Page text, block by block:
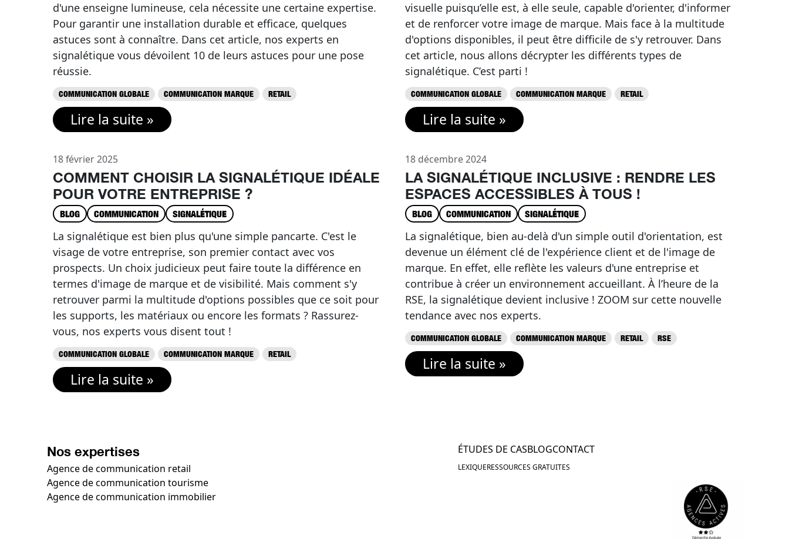
d'une enseigne lumineuse, cela nécessite une certaine expertise.
Pour garantir une installation durable et efficace, quelques
astuces sont à connaître. Dans cet article, nos experts en
signalétique vous dévoilent 10 de leurs astuces pour une pose
réussie.
COMMUNICATION GLOBALE COMMUNICATION MARQUE RETAIL
Lire la suite »
visuelle puisqu’elle est, à elle seule, capable d'orienter, d'informer
et de renforcer votre image de marque. Mais face à la multitude
d'options disponibles, il peut être difficile de s'y retrouver. Dans
cet article, nous allons décrypter les différents types de
signalétique. C’est parti !
COMMUNICATION GLOBALE COMMUNICATION MARQUE RETAIL
Lire la suite »
18 février 2025
COMMENT CHOISIR LA SIGNALÉTIQUE IDÉALE
POUR VOTRE ENTREPRISE ?
BLOG COMMUNICATION SIGNALÉTIQUE
La signalétique est bien plus qu'une simple pancarte. C'est le
visage de votre entreprise, son premier contact avec vos
prospects. Un choix judicieux peut faire toute la différence en
termes d'image de marque et de visibilité. Mais comment s'y
retrouver parmi la multitude d'options possibles que ce soit pour
les supports, les matériaux ou encore les formats ? Rassurez-
vous, nos experts vous disent tout !
COMMUNICATION GLOBALE COMMUNICATION MARQUE RETAIL
Lire la suite »
18 décembre 2024
LA SIGNALÉTIQUE INCLUSIVE : RENDRE LES
ESPACES ACCESSIBLES À TOUS !
BLOG COMMUNICATION SIGNALÉTIQUE
La signalétique, bien au-delà d'un simple outil d'orientation, est
devenue un élément clé de l'expérience client et de l'image de
marque. En effet, elle reflète les valeurs d'une entreprise et
contribue à créer un environnement accueillant. À l’heure de la
RSE, la signalétique devient inclusive ! ZOOM sur cette nouvelle
tendance avec nos experts.
COMMUNICATION GLOBALE COMMUNICATION MARQUE RETAIL RSE
Lire la suite »
Nos expertises
Agence de communication retail
Agence de communication tourisme
Agence de communication immobilier
ÉTUDES DE CASBLOGCONTACT
LEXIQUERESSOURCES GRATUITES